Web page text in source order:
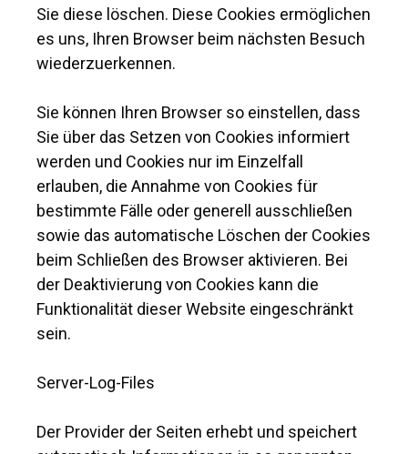
Sie diese löschen. Diese Cookies ermöglichen
es uns, Ihren Browser beim nächsten Besuch
wiederzuerkennen.
Sie können Ihren Browser so einstellen, dass
Sie über das Setzen von Cookies informiert
werden und Cookies nur im Einzelfall
erlauben, die Annahme von Cookies für
bestimmte Fälle oder generell ausschließen
sowie das automatische Löschen der Cookies
beim Schließen des Browser aktivieren. Bei
der Deaktivierung von Cookies kann die
Funktionalität dieser Website eingeschränkt
sein.
Server-Log-Files
Der Provider der Seiten erhebt und speichert